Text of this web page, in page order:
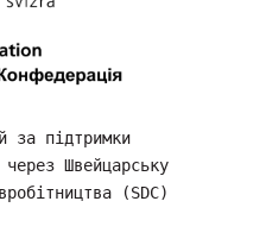
за підтримки
Швейцарську
(SDC)